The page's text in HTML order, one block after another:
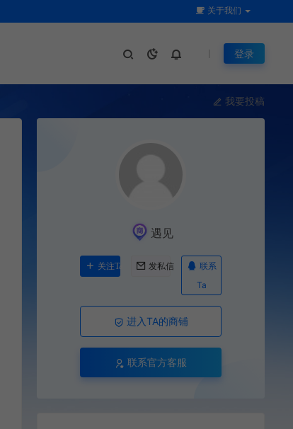
关于我们
登录
我要投稿
遇见
关注Ta 发私信
联系
Ta
进入TA的商铺
联系官方客服